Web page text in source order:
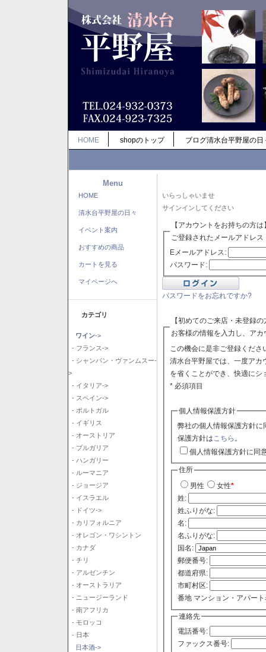
HOME shopのトップ ブログ清水台平野屋の日
Menu
HOME
清水台平野屋の日々
イベント案内
おすすめの商品
カートを見る
マイページへ
カテゴリ
ワイン->
- フランス->
- シャンパン・ヴァンムスー-
>
- イタリア->
- スペイン->
- ポルトガル
- イギリス
- オーストリア
- ブルガリア
- ハンガリー
- ルーマニア
- ジョージア
- イスラエル
- ドイツ->
- カリフォルニア
- オレゴン・ワシントン
- カナダ
- チリ
- アルゼンチン
- オーストラリア
- ニュージーランド
- 南アフリカ
- モロッコ
- 日本
日本酒->
いらっしゃいませ
サインインしてください
【アカウントをお持ちの方は
ご登録されたメールアドレ
Eメールアドレス:
パスワード:
パスワードをお忘れですか?
【初めてのご来店・未登録の
お客様の情報を入力し、ア
この機会に是非ご登録くださ
清水台平野屋では、一度アカ
を省くことができ、快適に
* 必須項目
個人情報保護方針
弊社の個人情報保護方針
保護方針は こちら 。
個人情報保護方針に同
住所
男性
女性*
姓:
姓ふりがな:
名:
名ふりがな:
国名:
郵便番号:
都道府県:
市町村区:
番地 マンション・アパート
連絡先
電話番号:
ファックス番号: